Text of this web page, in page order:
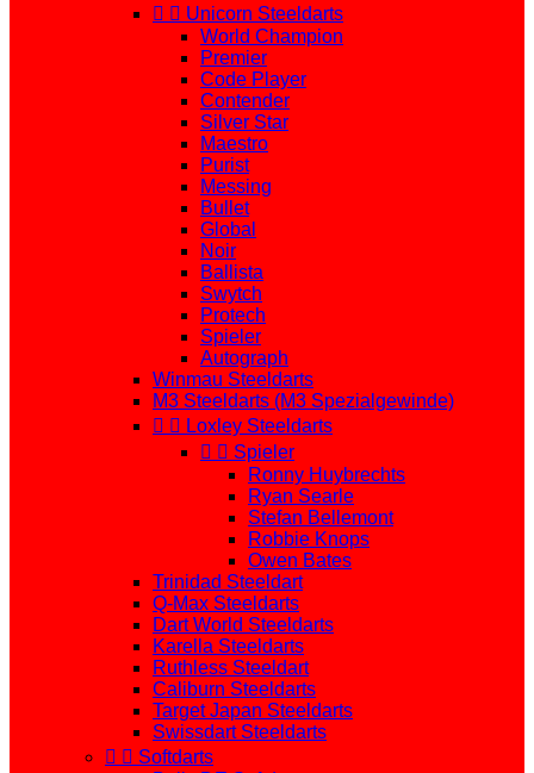
  Unicorn Steeldarts
World Champion
Premier
Code Player
Contender
Silver Star
Maestro
Purist
Messing
Bullet
Global
Noir
Ballista
Swytch
Protech
Spieler
Autograph
Winmau Steeldarts
M3 Steeldarts (M3 Spezialgewinde)
  Loxley Steeldarts
  Spieler
Ronny Huybrechts
Ryan Searle
Stefan Bellemont
Robbie Knops
Owen Bates
Trinidad Steeldart
Q-Max Steeldarts
Dart World Steeldarts
Karella Steeldarts
Ruthless Steeldart
Caliburn Steeldarts
Target Japan Steeldarts
Swissdart Steeldarts
  Softdarts